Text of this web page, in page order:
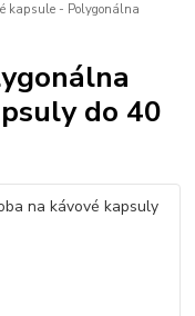
kapsule - Polygonálna
do 40